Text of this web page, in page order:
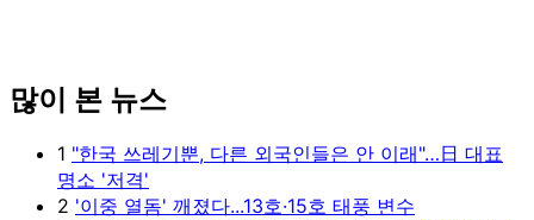
많이 본 뉴스
1 "한국 쓰레기뿐, 다른 외국인들은 안 이래"…日 대표
명소 '저격'
2 '이중 열돔' 깨졌다...13호·15호 태풍 변수